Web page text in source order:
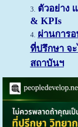
ตัวอย่าง
& KPIs
ผ่านการ
ที่ปรึกษา จ
สถาบันฯ